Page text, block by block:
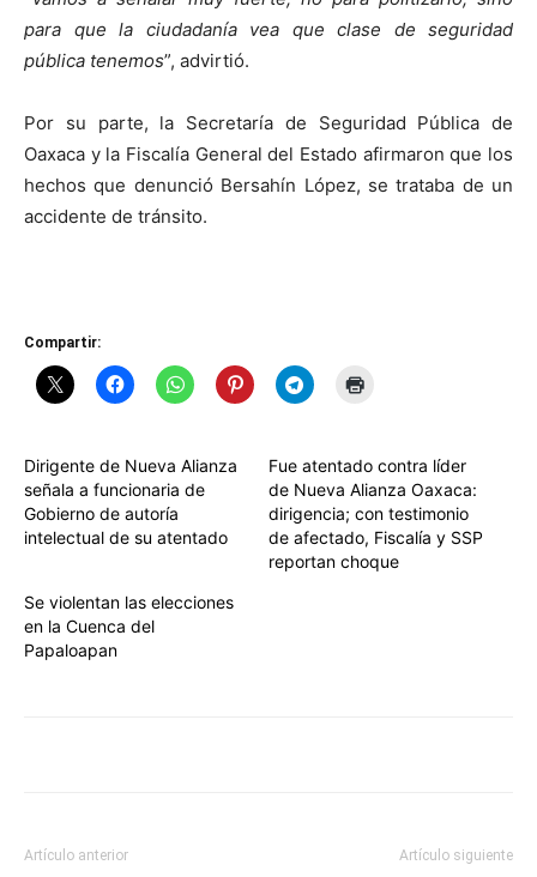
para que la ciudadanía vea que clase de seguridad
pública tenemos”, advirtió.
Por su parte, la Secretaría de Seguridad Pública de
Oaxaca y la Fiscalía General del Estado afirmaron que los
hechos que denunció Bersahín López, se trataba de un
accidente de tránsito.
Compartir:
Dirigente de Nueva Alianza
señala a funcionaria de
Gobierno de autoría
intelectual de su atentado
Fue atentado contra líder
de Nueva Alianza Oaxaca:
dirigencia; con testimonio
de afectado, Fiscalía y SSP
reportan choque
Se violentan las elecciones
en la Cuenca del
Papaloapan
Artículo anterior Artículo siguiente